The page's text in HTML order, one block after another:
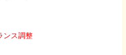
ンス調整